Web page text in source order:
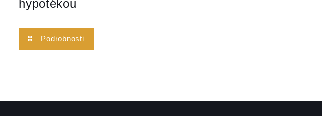
hypotékou
Podrobnosti